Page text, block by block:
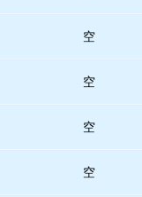
空
空
空
空